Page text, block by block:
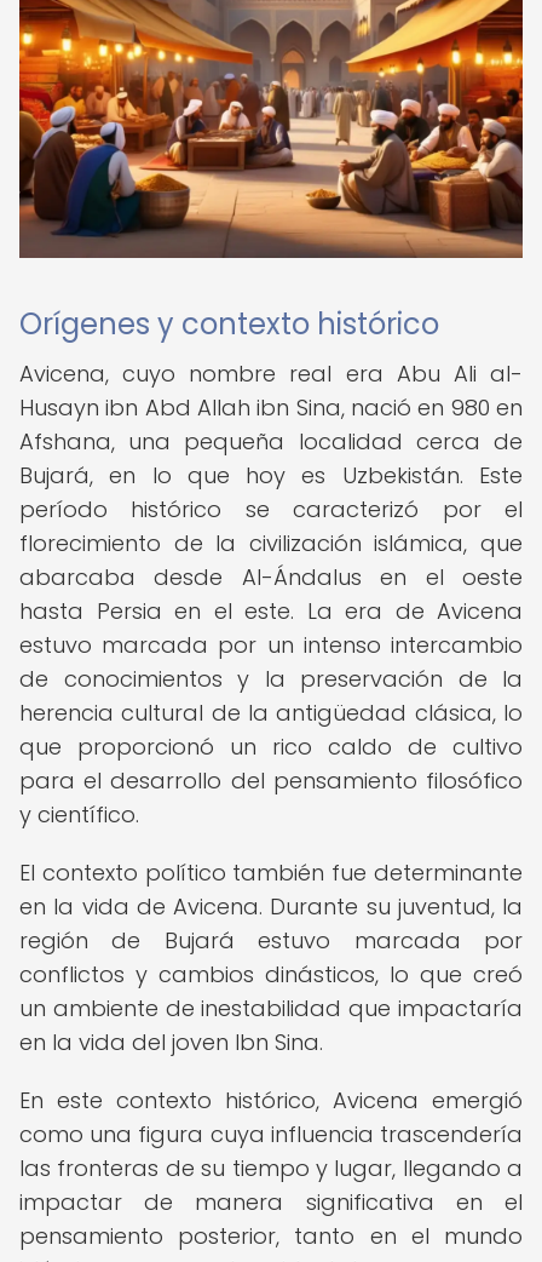
Orígenes y contexto histórico
Avicena, cuyo nombre real era Abu Ali al-
Husayn ibn Abd Allah ibn Sina, nació en 980 en
Afshana, una pequeña localidad cerca de
Bujará, en lo que hoy es Uzbekistán. Este
período histórico se caracterizó por el
florecimiento de la civilización islámica, que
abarcaba desde Al-Ándalus en el oeste
hasta Persia en el este. La era de Avicena
estuvo marcada por un intenso intercambio
de conocimientos y la preservación de la
herencia cultural de la antigüedad clásica, lo
que proporcionó un rico caldo de cultivo
para el desarrollo del pensamiento filosófico
y científico.
El contexto político también fue determinante
en la vida de Avicena. Durante su juventud, la
región de Bujará estuvo marcada por
conflictos y cambios dinásticos, lo que creó
un ambiente de inestabilidad que impactaría
en la vida del joven Ibn Sina.
En este contexto histórico, Avicena emergió
como una figura cuya influencia trascendería
las fronteras de su tiempo y lugar, llegando a
impactar de manera significativa en el
pensamiento posterior, tanto en el mundo